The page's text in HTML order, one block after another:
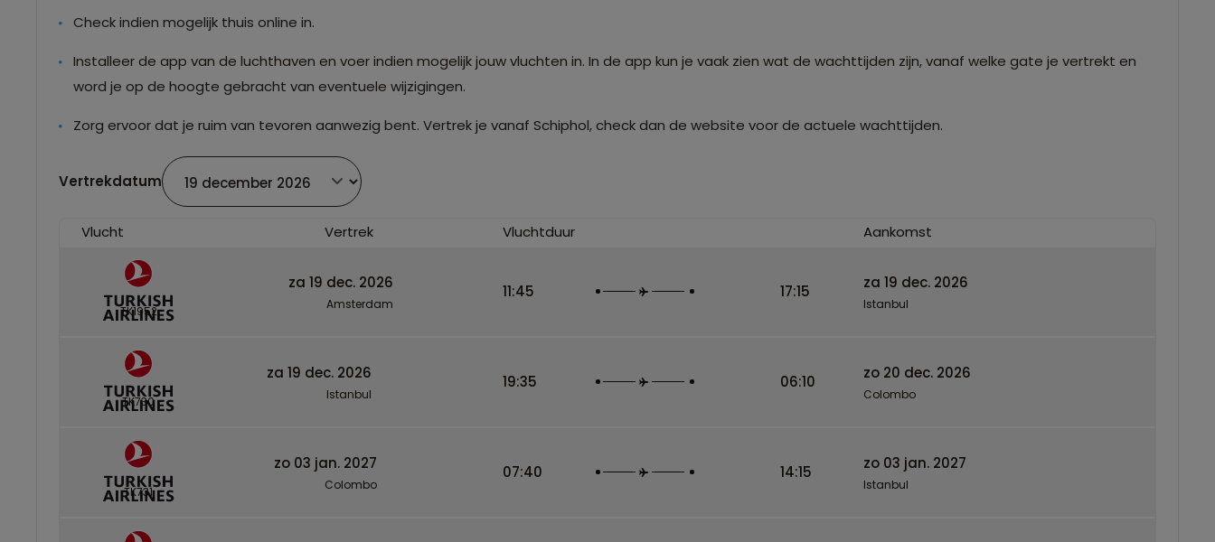
Check indien mogelijk thuis online in.
Installeer de app van de luchthaven en voer indien mogelijk jouw vluchten in. In de app kun je vaak zien wat de wachttijden zijn, vanaf welke gate je vertrekt en
word je op de hoogte gebracht van eventuele wijzigingen.
Zorg ervoor dat je ruim van tevoren aanwezig bent. Vertrek je vanaf Schiphol, check dan de website voor de actuele wachttijden.
Vertrekdatum
Vlucht Vertrek Vluchtduur Aankomst
TK1952
za 19 dec. 2026
Amsterdam
11:45 17:15 za 19 dec. 2026
Istanbul
TK730
za 19 dec. 2026
Istanbul
19:35 06:10 zo 20 dec. 2026
Colombo
TK731
zo 03 jan. 2027
Colombo
07:40 14:15 zo 03 jan. 2027
Istanbul